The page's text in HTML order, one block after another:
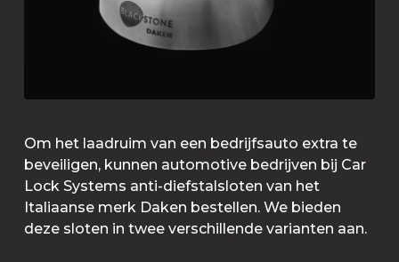
Om het laadruim van een bedrijfsauto extra te
beveiligen, kunnen automotive bedrijven bij Car
Lock Systems anti-diefstalsloten van het
Italiaanse merk Daken bestellen. We bieden
deze sloten in twee verschillende varianten aan.